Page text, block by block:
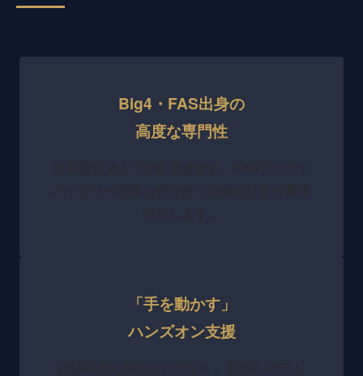
Big4・FAS出身の
高度な専門性
「手を動かす」
ハンズオン支援